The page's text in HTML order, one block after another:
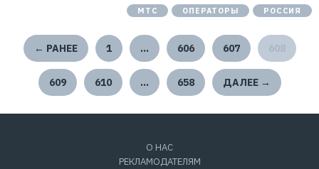
МТС ОПЕРАТОРЫ РОССИЯ
← РАНЕЕ 1 … 606 607
609 610 … 658 ДАЛЕЕ →
О НАС
РЕКЛАМОДАТЕЛЯМ